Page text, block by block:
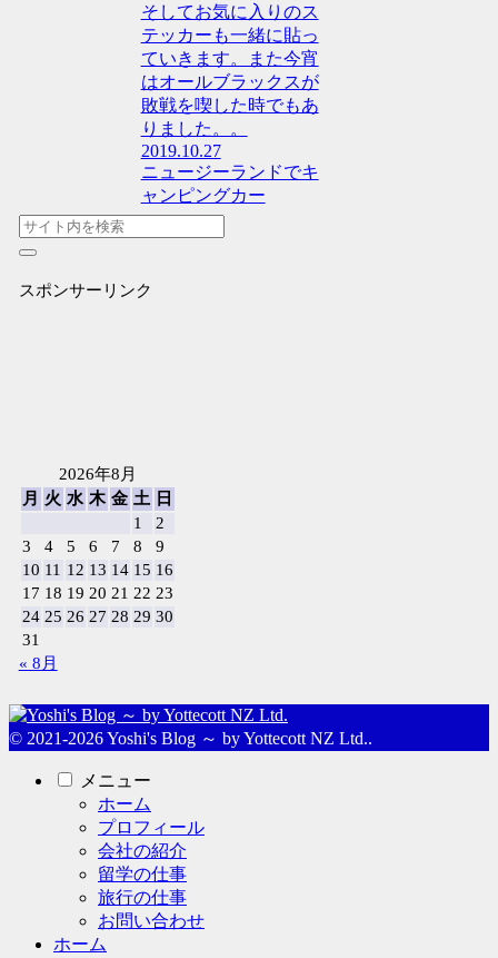
そしてお気に入りのス
テッカーも一緒に貼っ
ていきます。また今宵
はオールブラックスが
敗戦を喫した時でもあ
りました。。
2019.10.27
ニュージーランドでキ
ャンピングカー
スポンサーリンク
2026年8月
月
火 水 木 金 土
日
1
2
3
4 5 6 7 8
9
10 11 12 13 14 15 16
17 18 19 20 21 22 23
24 25 26 27 28 29 30
31
« 8月
© 2021-2026 Yoshi's Blog ～ by Yottecott NZ Ltd..
メニュー
ホーム
プロフィール
会社の紹介
留学の仕事
旅行の仕事
お問い合わせ
ホーム